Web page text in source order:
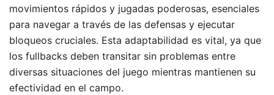
movimientos rápidos y jugadas poderosas, esenciales
para navegar a través de las defensas y ejecutar
bloqueos cruciales. Esta adaptabilidad es vital, ya que
los fullbacks deben transitar sin problemas entre
diversas situaciones del juego mientras mantienen su
efectividad en el campo.